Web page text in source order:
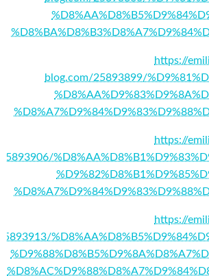
https://
blog.com/25893899/
https://
https://